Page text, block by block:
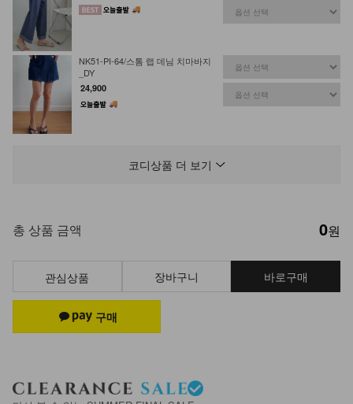
NK51-PI-64/스톰 랩 데님 치마바지
_DY
24,900
19,900 54%
DM22-AC-08/컬러 비즈 팔찌
10,900
_HJ
7,900
코디상품 더 보기
총 상품 금액 0원
관심상품 장바구니 바로구매